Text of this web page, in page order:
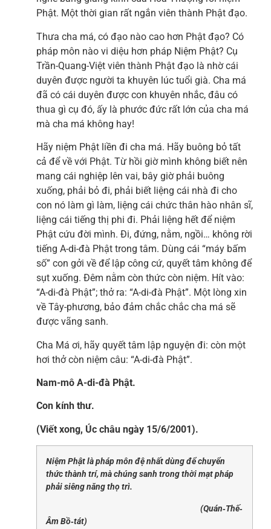
Phật. Một thời gian rất ngắn viên thành Phật đạo.
Thưa cha má, có đạo nào cao hơn Phật đạo? Có
pháp môn nào vi diệu hơn pháp Niệm Phật? Cụ
Trần-Quang-Việt viên thành Phật đạo là nhờ cái
duyên được người ta khuyên lúc tuổi già. Cha má
đã có cái duyên được con khuyên nhắc, đâu có
thua gì cụ đó, ấy là phước đức rất lớn của cha má
mà cha má không hay!
Hãy niệm Phật liền đi cha má. Hãy buông bỏ tất
cả để về với Phật. Từ hồi giờ mình không biết nên
mang cái nghiệp lên vai, bây giờ phải buông
xuống, phải bỏ đi, phải biết liệng cái nhà đi cho
con nó làm gì làm, liệng cái chức thân hào nhân sĩ,
liệng cái tiếng thị phi đi. Phải liệng hết để niệm
Phật cứu đời mình. Đi, đứng, nằm, ngồi… không rời
tiếng A-di-đà Phật trong tâm. Dùng cái “máy bấm
số” con gởi về để lập công cứ, quyết tâm không để
sụt xuống. Đêm nằm còn thức còn niệm. Hít vào:
“A-di-đà Phật”; thở ra: “A-di-đà Phật”. Một lòng xin
về Tây-phương, bảo đảm chắc chắc cha má sẽ
được vãng sanh.
Cha Má ơi, hãy quyết tâm lập nguyện đi: còn một
hơi thở còn niệm câu: “A-di-đà Phật”.
Nam-mô A-di-đà Phật.
Con kính thư.
(Viết xong, Úc châu ngày 15/6/2001).
Niệm Phật là pháp môn đệ nhất dùng để chuyển
thức thành trí, mà chúng sanh trong thời mạt pháp
phải siêng năng thọ trì.
(Quán‐Thế‐
Âm Bồ‐tát)